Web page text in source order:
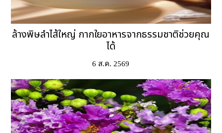
ล้างพิษลำไส้ใหญ่ กากใยอาหารจากธรรมชาติช่วยคุณ
ได้
6 ส.ค. 2569